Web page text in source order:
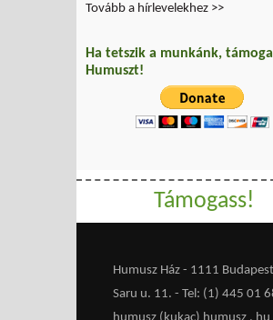
Tovább a hírlevelekhez >>
Ha tetszik a munkánk,
Humuszt!
Támogass!
Humusz Ház - 1111
Saru u. 11. - Tel: (1) 445 01